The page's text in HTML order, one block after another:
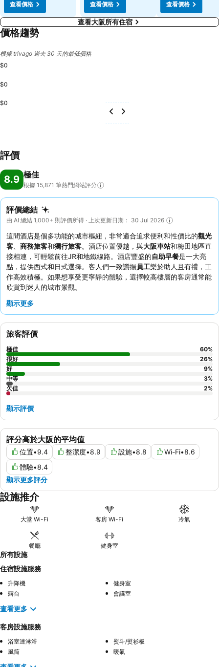
查看價格
查看價格
查看價格
查看大阪所有住宿
價格趨勢
根據 trivago 過去 30 天的最低價格
$0
$0
$0
評價
8.9 極佳
根據 15,871 筆熱門網站評分
評價總結
由 AI 總結 1,000+ 則評價所得 · 上次更新日期： 30 Jul 2026
這間酒店是個多功能的城市樞紐，非常適合追求便利和性價比的觀光
客
商務旅客和獨行旅客。酒店位置優越，與大阪車站和梅田地區直
接相連，可輕鬆前往JR和地鐵線路。酒店豐盛的自助早餐是一大亮
點，提供西式和日式選擇。客人們一致讚揚員工樂於助人且有禮，工
作高效積極。如果想享受更寧靜的體驗，選擇較高樓層的客房通常能
欣賞到迷人的城市景觀。
顯示更多
評分高於大阪的平均值
位置•9.4 整潔度•8.9 設施•8.8 Wi-Fi•8.6
體驗•8.4
顯示更多評分
旅客評價
極佳 60%
很好
26%
好
9%
中等
3%
欠佳
2%
顯示評價
設施推介
大堂 Wi-Fi 客房 Wi-Fi 冷氣
餐廳 健身室
所有設施
住宿設施服務
升降機
健身室
露台
會議室
查看更多
客房設施服務
浴室連淋浴
熨斗/熨衫板
風筒
暖氣